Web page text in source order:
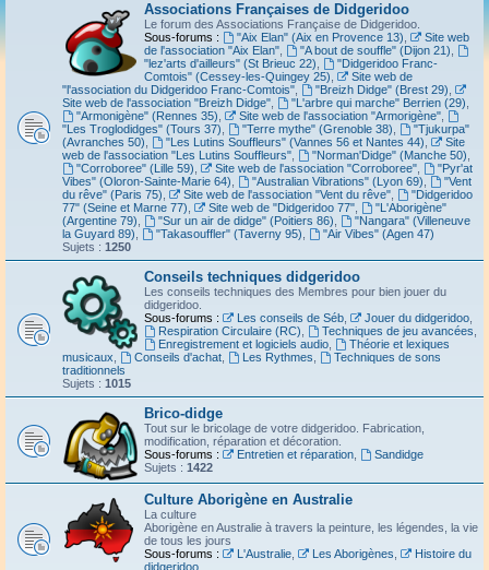
Associations Françaises de Didgeridoo
Le forum des Associations Française de Didgeridoo.
Sous-forums :
"Aix Elan" (Aix en Provence 13)
Site web
de l'association "Aix Elan"
"A bout de souffle" (Dijon 21)
"lez'arts d'ailleurs" (St Brieuc 22)
"Didgeridoo Franc-
Comtois" (Cessey-les-Quingey 25)
Site web de
"l'association du Didgeridoo Franc-Comtois"
"Breizh Didge" (Brest 29)
Site web de l'association "Breizh Didge"
"L'arbre qui marche" Berrien (29)
"Armonigène" (Rennes 35)
Site web de l'association "Armorigène",
"Les Troglodidges" (Tours 37)
"Terre mythe" (Grenoble 38)
"Tjukurpa"
(Avranches 50)
"Les Lutins Souffleurs" (Vannes 56 et Nantes 44)
Site
web de l'association "Les Lutins Souffleurs"
"Norman'Didge" (Manche 50)
"Corroboree" (Lille 59)
Site web de l'association "Corroboree",
"Pyr'at
Vibes" (Oloron-Sainte-Marie 64)
"Australian Vibrations" (Lyon 69)
"Vent
du rêve" (Paris 75)
Site web de l'association "Vent du rêve",
"Didgeridoo
77" (Seine et Marne 77)
Site web de "Didgeridoo 77",
"L'Aborigène"
(Argentine 79)
"Sur un air de didge" (Poitiers 86)
"Nangara" (Villeneuve
la Guyard 89)
"Takasouffler" (Taverny 95)
"Air Vibes" (Agen 47)
Sujets : 1250
Conseils techniques didgeridoo
Les conseils techniques des Membres pour bien jouer du
didgeridoo.
Sous-forums :
Les conseils de Séb, Jouer du didgeridoo,
Respiration Circulaire (RC)
Techniques de jeu avancées
Enregistrement et logiciels audio,
Théorie et lexiques
musicaux
Conseils d'achat, Les Rythmes
Techniques de sons
traditionnels
Sujets : 1015
Brico-didge
Tout sur le bricolage de votre didgeridoo. Fabrication,
modification, réparation et décoration.
Sous-forums :
Entretien et réparation,
Sandidge
Sujets : 1422
Culture Aborigène en Australie
La culture
Aborigène en Australie à travers la peinture, les légendes, la vie
de tous les jours
Sous-forums :
L'Australie, Les Aborigènes
Histoire du
didgeridoo